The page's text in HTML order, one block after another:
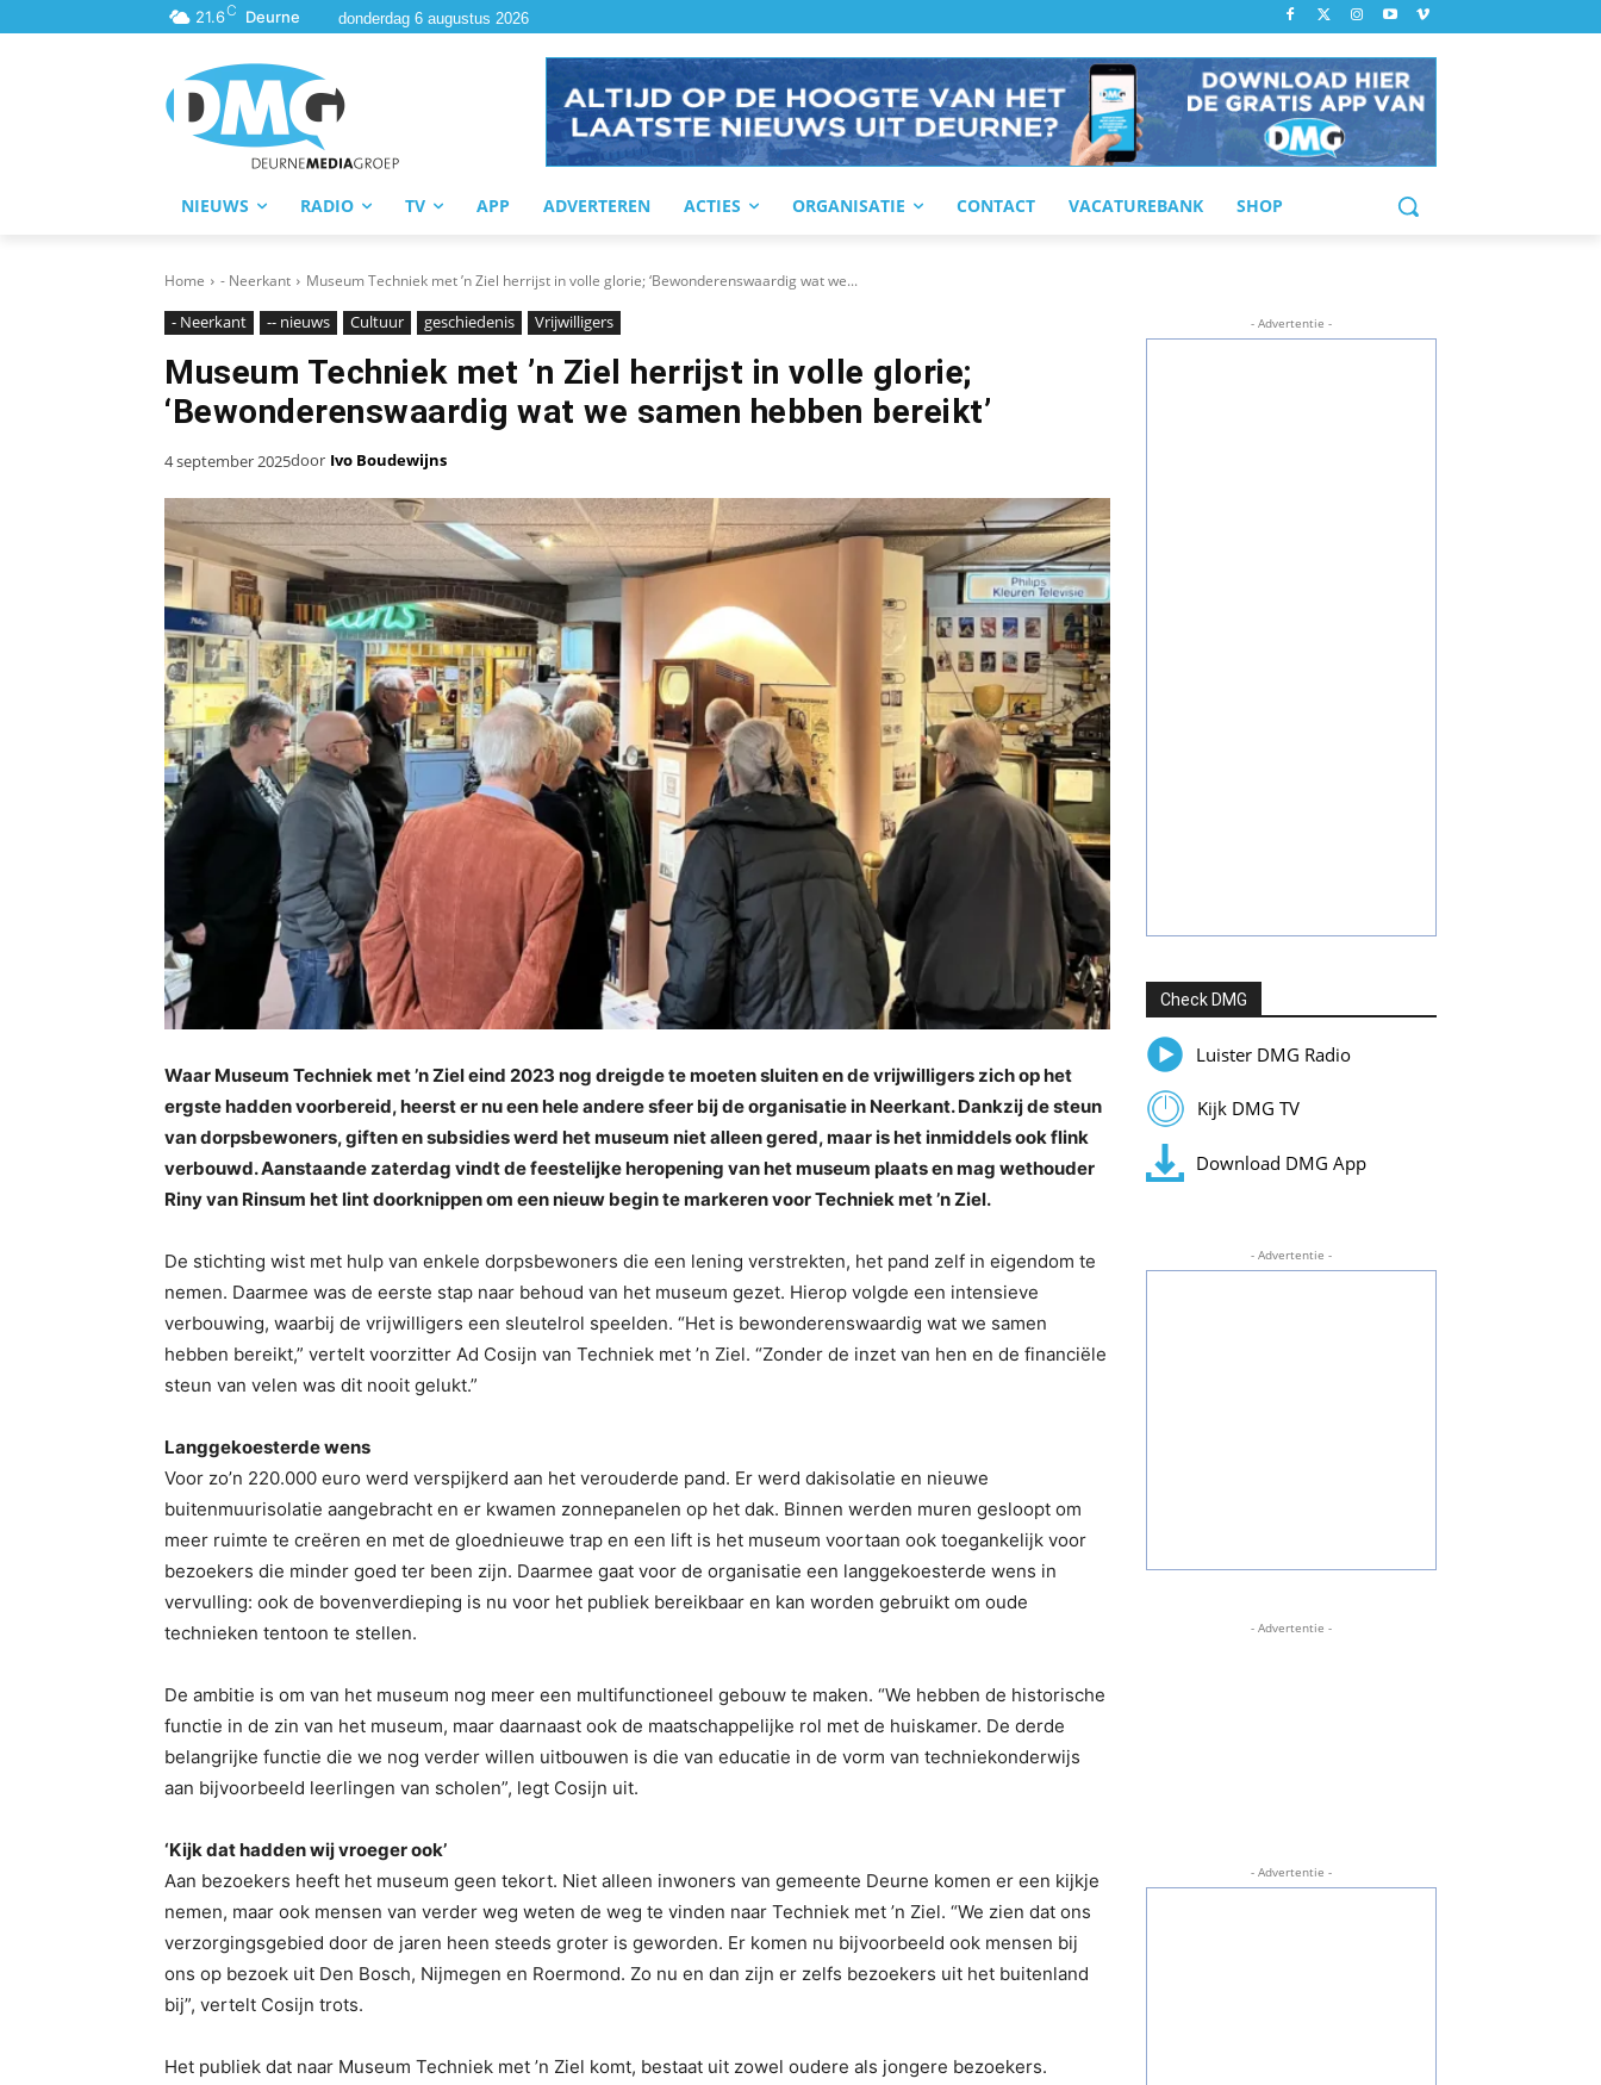
21.6C Deurne donderdag 6 augustus 2026
NIEUWS RADIO TV APP ADVERTEREN ACTIES ORGANISATIE CONTACT VACATUREBANK SHOP
Home - Neerkant Museum Techniek met ’n Ziel herrijst in volle glorie; ‘Bewonderenswaardig wat we...
- Neerkant -- nieuws Cultuur geschiedenis Vrijwilligers
Museum Techniek met ’n Ziel herrijst in volle glorie;
‘Bewonderenswaardig wat we samen hebben bereikt’
4 september 2025door Ivo Boudewijns
Waar Museum Techniek met ’n Ziel eind 2023 nog dreigde te moeten sluiten en de vrijwilligers zich op het
ergste hadden voorbereid, heerst er nu een hele andere sfeer bij de organisatie in Neerkant. Dankzij de steun
van dorpsbewoners, giften en subsidies werd het museum niet alleen gered, maar is het inmiddels ook flink
verbouwd. Aanstaande zaterdag vindt de feestelijke heropening van het museum plaats en mag wethouder
Riny van Rinsum het lint doorknippen om een nieuw begin te markeren voor Techniek met ’n Ziel.
De stichting wist met hulp van enkele dorpsbewoners die een lening verstrekten, het pand zelf in eigendom te
nemen. Daarmee was de eerste stap naar behoud van het museum gezet. Hierop volgde een intensieve
verbouwing, waarbij de vrijwilligers een sleutelrol speelden. “Het is bewonderenswaardig wat we samen
hebben bereikt,” vertelt voorzitter Ad Cosijn van Techniek met ’n Ziel. “Zonder de inzet van hen en de financiële
steun van velen was dit nooit gelukt.”
Langgekoesterde wens
Voor zo’n 220.000 euro werd verspijkerd aan het verouderde pand. Er werd dakisolatie en nieuwe
buitenmuurisolatie aangebracht en er kwamen zonnepanelen op het dak. Binnen werden muren gesloopt om
meer ruimte te creëren en met de gloednieuwe trap en een lift is het museum voortaan ook toegankelijk voor
bezoekers die minder goed ter been zijn. Daarmee gaat voor de organisatie een langgekoesterde wens in
vervulling: ook de bovenverdieping is nu voor het publiek bereikbaar en kan worden gebruikt om oude
technieken tentoon te stellen.
De ambitie is om van het museum nog meer een multifunctioneel gebouw te maken. “We hebben de historische
functie in de zin van het museum, maar daarnaast ook de maatschappelijke rol met de huiskamer. De derde
belangrijke functie die we nog verder willen uitbouwen is die van educatie in de vorm van techniekonderwijs
aan bijvoorbeeld leerlingen van scholen”, legt Cosijn uit.
‘Kijk dat hadden wij vroeger ook’
Aan bezoekers heeft het museum geen tekort. Niet alleen inwoners van gemeente Deurne komen er een kijkje
nemen, maar ook mensen van verder weg weten de weg te vinden naar Techniek met ’n Ziel. “We zien dat ons
verzorgingsgebied door de jaren heen steeds groter is geworden. Er komen nu bijvoorbeeld ook mensen bij
ons op bezoek uit Den Bosch, Nijmegen en Roermond. Zo nu en dan zijn er zelfs bezoekers uit het buitenland
bij”, vertelt Cosijn trots.
Het publiek dat naar Museum Techniek met ’n Ziel komt, bestaat uit zowel oudere als jongere bezoekers.
- Advertentie -
Check DMG
Luister DMG Radio
Kijk DMG TV
Download DMG App
- Advertentie -
- Advertentie -
- Advertentie -